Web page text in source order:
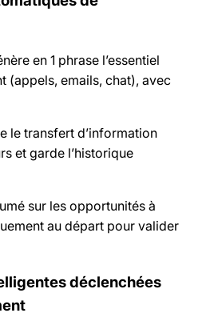
en 1 phrase l’essentiel
(appels, emails, chat), avec
le transfert d’information
et garde l’historique
sur les opportunités à
au départ pour valider
déclenchées